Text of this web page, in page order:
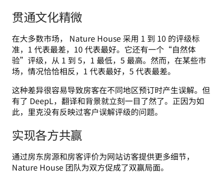
贯通文化精微
在大多数市场， Nature House 采用 1 到 10 的评级标
准，1 代表最差，10 代表最好。它还有一个“自然体
验”评级，从 1 到 5，1 最低，5 最高。然而，在某些市
场，情况恰恰相反，1 代表最好，5 代表最差。
这种差异很容易导致房客在不同地区预订时产生误解。但
有了 DeepL，翻译和背景就立刻一目了然了。正因为如
此，里克没有反映过客户误解评级的问题。
实现各方共赢
通过房东房源和房客评价为网站访客提供更多细节，
Nature House 团队为双方促成了双赢局面。